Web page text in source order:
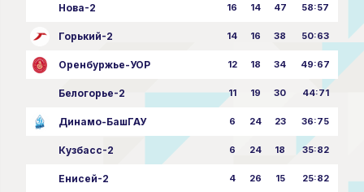
Нова-2 16 14 47 58:57
Горький-2 14 16 38 50:63
Оренбуржье-УОР 12 18 34 49:67
Белогорье-2 11 19 30 44:71
Динамо-БашГАУ 6 24 23 36:75
Кузбасс-2 6 24 18 35:82
Енисей-2 4 26 15 25:82